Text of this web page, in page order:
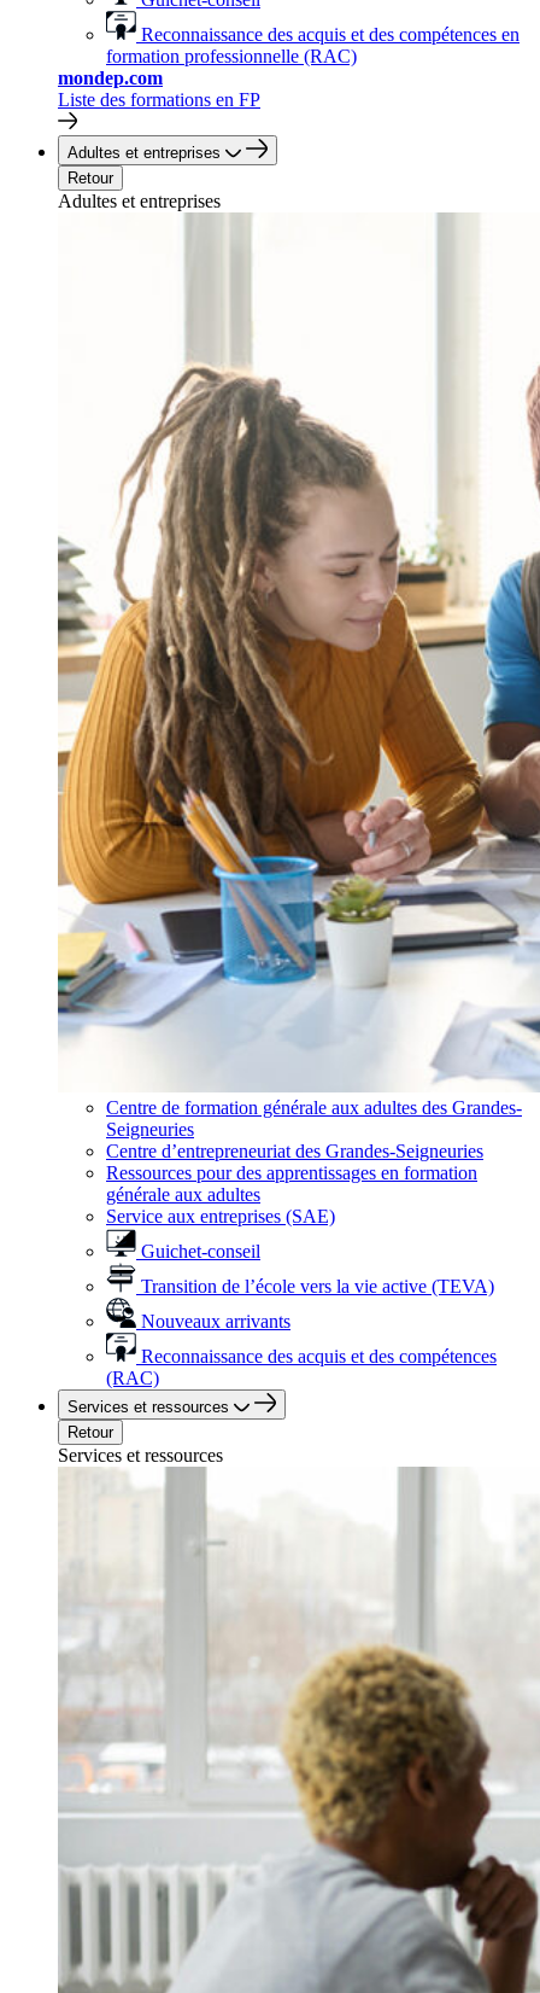
Reconnaissance des acquis et des compétences en
formation professionnelle (RAC)
mondep.com
Liste des formations en FP
Adultes et entreprises
Retour
Adultes et entreprises
Centre de formation générale aux adultes des Grandes-
Seigneuries
Centre d’entrepreneuriat des Grandes-Seigneuries
Ressources pour des apprentissages en formation
générale aux adultes
Service aux entreprises (SAE)
Guichet-conseil
Transition de l’école vers la vie active (TEVA)
Nouveaux arrivants
Reconnaissance des acquis et des compétences
(RAC)
Services et ressources
Retour
Services et ressources